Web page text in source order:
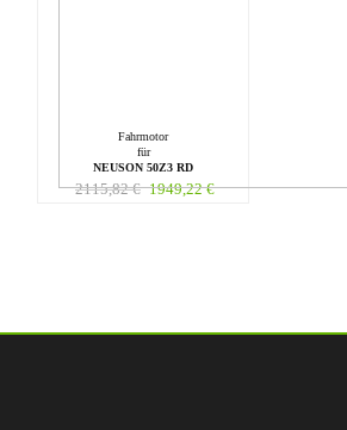
Fahrmotor
für
NEUSON 50Z3 RD
2115,82€ 1949,22€